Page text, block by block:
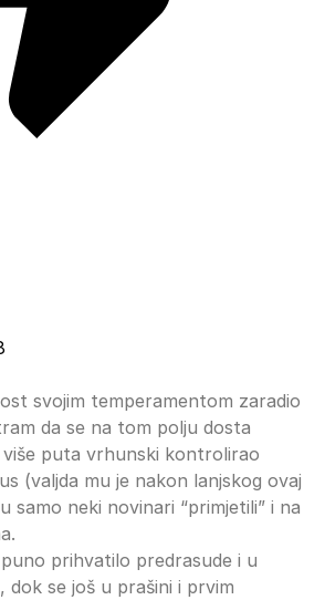
svojim temperamentom zaradio
da se na tom polju dosta
više puta vrhunski kontrolirao
(valjda mu je nakon lanjskog ovaj
samo neki novinari “primjetili” i na
prihvatilo predrasude i u
se još u prašini i prvim